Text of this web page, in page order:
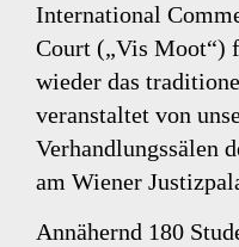
International
Court („Vis Moot“)
wieder das
veranstaltet von
Verhandlungssälen
am Wiener
Annähernd 180